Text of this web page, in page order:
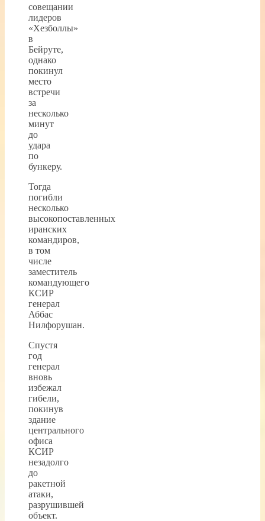
совещании
лидеров
«Хезболлы»
в
Бейруте,
однако
покинул
место
встречи
за
несколько
минут
до
удара
по
бункеру.
Тогда
погибли
несколько
высокопоставленных
иранских
командиров,
в том
числе
заместитель
командующего
КСИР
генерал
Аббас
Нилфорушан.
Спустя
год
генерал
вновь
избежал
гибели,
покинув
здание
центрального
офиса
КСИР
незадолго
до
ракетной
атаки,
разрушившей
объект.